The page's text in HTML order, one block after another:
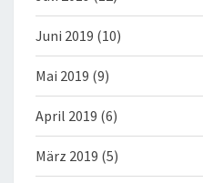
Juni 2019 (10)
Mai 2019 (9)
April 2019 (6)
März 2019 (5)